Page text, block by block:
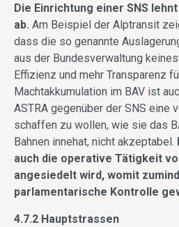
Die Einrichtung einer SNS
ab. Am Beispiel der Alptransit
dass die so genannte
aus der Bundesverwaltung
Effizienz und mehr Transparenz
Machtakkumulation im BAV ist
ASTRA gegenüber der SNS eine
schaffen zu wollen, wie sie das
Bahnen innehat, nicht akzeptabel.
auch die operative Tätigkeit
angesiedelt wird, womit
parlamentarische Kontrolle
4.7.2 Hauptstrassen